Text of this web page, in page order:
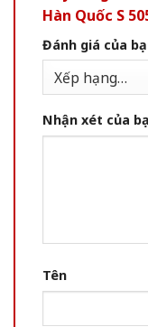
Hàn Quốc S
Đánh giá của
Nhận xét của
Tên